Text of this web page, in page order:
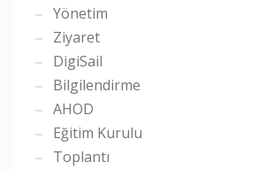
Yönetim
Ziyaret
DigiSail
Bilgilendirme
AHOD
Eğitim Kurulu
Toplantı